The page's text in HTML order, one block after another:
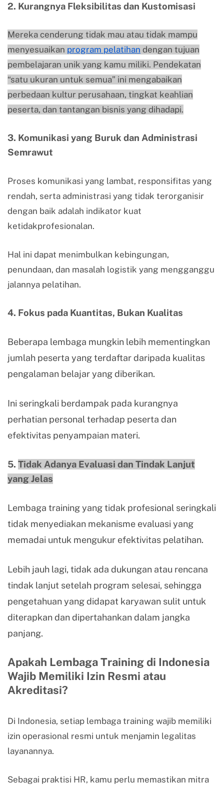
2. Kurangnya Fleksibilitas dan Kustomisasi
Mereka cenderung tidak mau atau tidak mampu
menyesuaikan program pelatihan dengan tujuan
pembelajaran unik yang kamu miliki. Pendekatan
“satu ukuran untuk semua” ini mengabaikan
perbedaan kultur perusahaan, tingkat keahlian
peserta, dan tantangan bisnis yang dihadapi.
3. Komunikasi yang Buruk dan Administrasi
Semrawut
Proses komunikasi yang lambat, responsifitas yang
rendah, serta administrasi yang tidak terorganisir
dengan baik adalah indikator kuat
ketidakprofesionalan.
Hal ini dapat menimbulkan kebingungan,
penundaan, dan masalah logistik yang mengganggu
jalannya pelatihan.
4. Fokus pada Kuantitas, Bukan Kualitas
Beberapa lembaga mungkin lebih mementingkan
jumlah peserta yang terdaftar daripada kualitas
pengalaman belajar yang diberikan.
Ini seringkali berdampak pada kurangnya
perhatian personal terhadap peserta dan
efektivitas penyampaian materi.
5. Tidak Adanya Evaluasi dan Tindak Lanjut
yang Jelas
Lembaga training yang tidak profesional seringkali
tidak menyediakan mekanisme evaluasi yang
memadai untuk mengukur efektivitas pelatihan.
Lebih jauh lagi, tidak ada dukungan atau rencana
tindak lanjut setelah program selesai, sehingga
pengetahuan yang didapat karyawan sulit untuk
diterapkan dan dipertahankan dalam jangka
panjang.
Apakah Lembaga Training di Indonesia
Wajib Memiliki Izin Resmi atau
Akreditasi?
Di Indonesia, setiap lembaga training wajib memiliki
izin operasional resmi untuk menjamin legalitas
layanannya.
Sebagai praktisi HR, kamu perlu memastikan mitra